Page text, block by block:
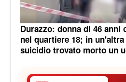
Durazzo: donna di 46 anni
nel quartiere 18; in
suicidio trovato morto un